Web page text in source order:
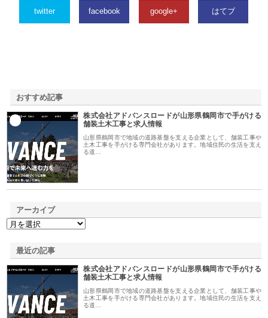
twitter facebook google+ はてブ
おすすめ記事
株式会社アドバンスロードが山形県鶴岡市で手がける
舗装土木工事と求人情報
山形県鶴岡市で地域の道路基盤を支える企業として、舗装工事や
土木工事を手がける専門会社があります。地域住民の生活を支え
る道…
アーカイブ
最近の記事
株式会社アドバンスロードが山形県鶴岡市で手がける
舗装土木工事と求人情報
山形県鶴岡市で地域の道路基盤を支える企業として、舗装工事や
土木工事を手がける専門会社があります。地域住民の生活を支え
る道…